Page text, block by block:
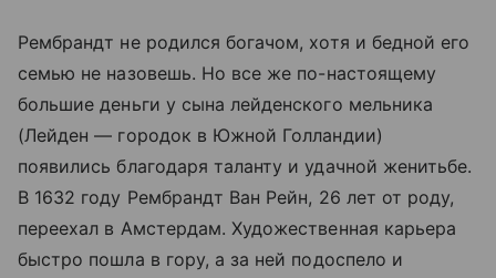
Рембрандт не родился богачом, хотя и бедной его
семью не назовешь. Но все же по-настоящему
большие деньги у сына лейденского мельника
(Лейден — городок в Южной Голландии)
появились благодаря таланту и удачной женитьбе.
В 1632 году Рембрандт Ван Рейн, 26 лет от роду,
переехал в Амстердам. Художественная карьера
быстро пошла в гору, а за ней подоспело и